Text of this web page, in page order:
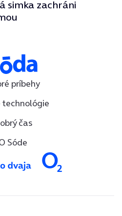
simka zachráni
príbehy
technológie
čas
Sóde